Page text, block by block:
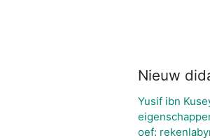
Nieuw
Yusif ibn
oef: